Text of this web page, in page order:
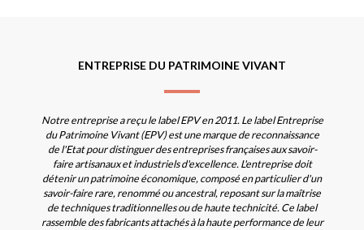
ENTREPRISE DU PATRIMOINE VIVANT
Notre entreprise a reçu le label EPV en 2011. Le label Entreprise
du Patrimoine Vivant (EPV) est une marque de reconnaissance
de l'Etat pour distinguer des entreprises françaises aux savoir-
faire artisanaux et industriels d'excellence. L'entreprise doit
détenir un patrimoine économique, composé en particulier d'un
savoir-faire rare, renommé ou ancestral, reposant sur la maîtrise
de techniques traditionnelles ou de haute technicité. Ce label
rassemble des fabricants attachés à la haute performance de leur